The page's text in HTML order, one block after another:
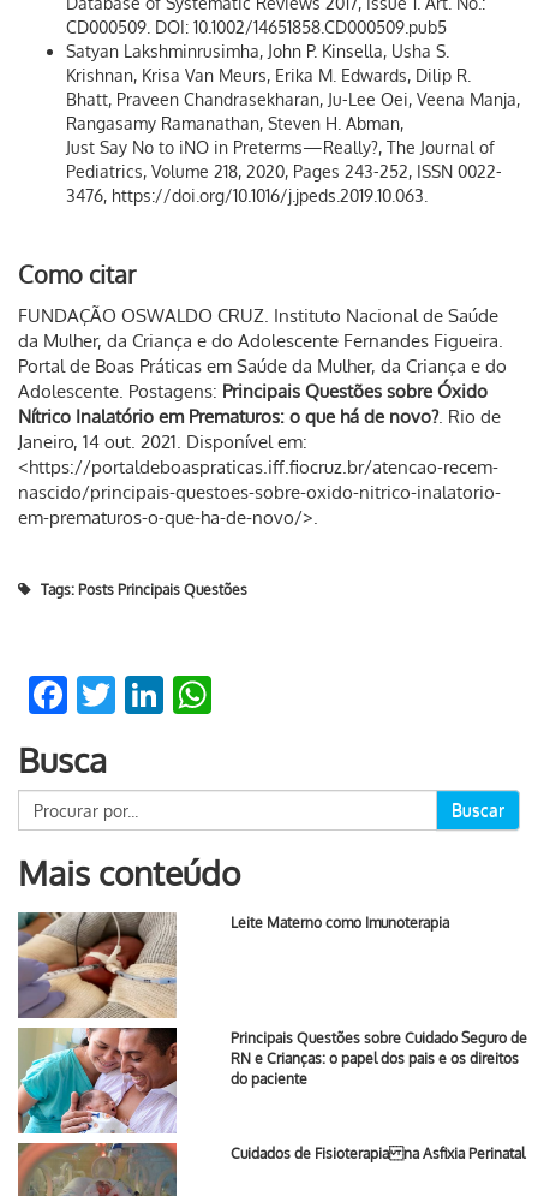
CD000509. DOI: 10.1002/14651858.CD000509.pub5
Satyan Lakshminrusimha, John P. Kinsella, Usha S.
Krishnan, Krisa Van Meurs, Erika M. Edwards, Dilip R.
Bhatt, Praveen Chandrasekharan, Ju-Lee Oei, Veena Manja,
Rangasamy Ramanathan, Steven H. Abman,
Just Say No to iNO in Preterms—Really?, The Journal of
Pediatrics, Volume 218, 2020, Pages 243-252, ISSN 0022-
3476, https://doi.org/10.1016/j.jpeds.2019.10.063.
Como citar
FUNDAÇÃO OSWALDO CRUZ. Instituto Nacional de Saúde
da Mulher, da Criança e do Adolescente Fernandes Figueira.
Portal de Boas Práticas em Saúde da Mulher, da Criança e do
Adolescente. Postagens: Principais Questões sobre Óxido
Nítrico Inalatório em Prematuros: o que há de novo?. Rio de
Janeiro, 14 out. 2021. Disponível em:
<https://portaldeboaspraticas.iff.fiocruz.br/atencao-recem-
nascido/principais-questoes-sobre-oxido-nitrico-inalatorio-
em-prematuros-o-que-ha-de-novo/>.
Tags: Posts Principais Questões
Facebook
TwitterLinkedIn
Busca
Buscar
Mais conteúdo
Leite Materno como Imunoterapia
Principais Questões sobre Cuidado Seguro de
RN e Crianças: o papel dos pais e os direitos
do paciente
Cuidados de Fisioterapia na Asfixia Perinatal